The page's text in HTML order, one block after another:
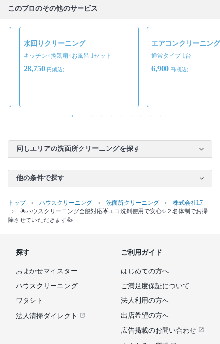
このプロのその他のサービス
水回りクリーニング
キッチン×換気扇×お風呂 1セット
28,750 円(税込)
エアコンクリーニング
通常タイプ 1台
6,900 円(税込)
同じエリアの洗面所クリーニングを探す
他の条件で探す
トップ ハウスクリーニング 洗面所クリーニング
株式会社L7
🌟ハウスクリーニング全般対応🌟エコ洗剤使用で安心✨２名体制でお掃
除させていただきます👍
探す
おまかせマイスター
ハウスクリーニング
ワタシト
法人清掃ダイレクト
ご利用ガイド
はじめての方へ
ご満足度保証について
法人利用の方へ
出店希望の方へ
広告掲載のお問い合わせ